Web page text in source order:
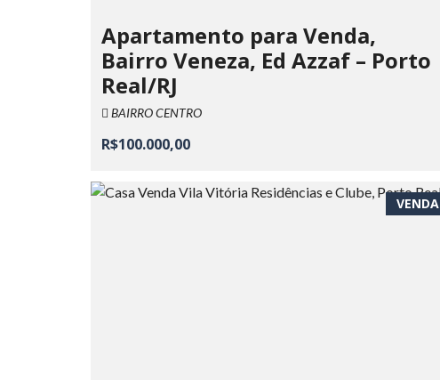
Apartamento para Venda,
Bairro Veneza, Ed Azzaf – Porto
Real/RJ
BAIRRO CENTRO
R$100.000,00
VENDA